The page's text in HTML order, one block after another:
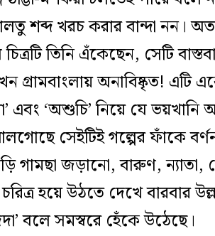
শব্দ খরচ করার বান্দা নন।
তিনি এঁকেছেন, সেটি
গ্রামবাংলায় অনাবিষ্কৃত! এটি
এবং ‘অশুচি’ নিয়ে যে
সেইটিই গল্পের ফাঁকে
গামছা জড়ানো, বারুণ,
হয়ে উঠতে দেখে বারবার
বলে সমস্বরে হেঁকে উঠেছে।